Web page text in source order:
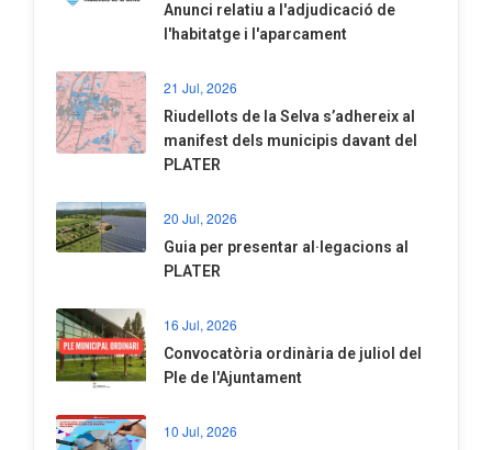
Anunci relatiu a l'adjudicació de
l'habitatge i l'aparcament
21 Jul, 2026
Riudellots de la Selva s’adhereix al
manifest dels municipis davant del
PLATER
20 Jul, 2026
​Guia per presentar al·legacions al
PLATER
16 Jul, 2026
Convocatòria ordinària de juliol del
Ple de l'Ajuntament
10 Jul, 2026